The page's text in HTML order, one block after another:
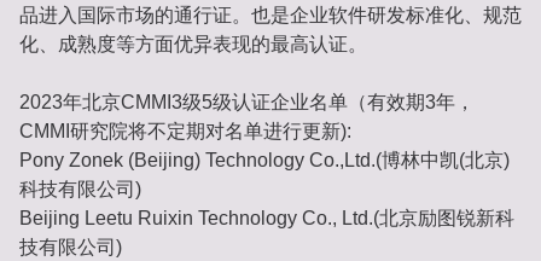
品进入国际市场的通行证。也是企业软件研发标准化、规范
化、成熟度等方面优异表现的最高认证。
2023年北京CMMI3级5级认证企业名单（有效期3年，
CMMI研究院将不定期对名单进行更新):
Pony Zonek (Beijing) Technology Co.,Ltd.(博林中凯(北京)
科技有限公司)
Beijing Leetu Ruixin Technology Co., Ltd.(北京励图锐新科
技有限公司)